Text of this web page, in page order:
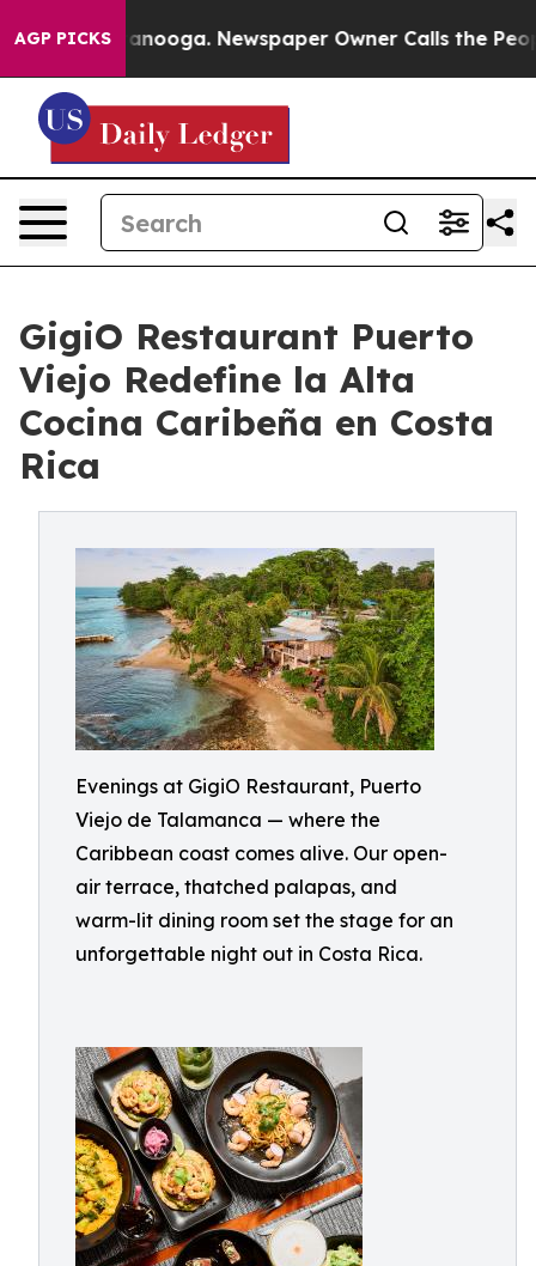
AGP PICKS Newspaper Owner Calls the People
GigiO Restaurant Puerto
Viejo Redefine la Alta
Cocina Caribeña en Costa
Rica
Evenings at GigiO Restaurant, Puerto
Viejo de Talamanca — where the
Caribbean coast comes alive. Our open-
air terrace, thatched palapas, and
warm-lit dining room set the stage for an
unforgettable night out in Costa Rica.